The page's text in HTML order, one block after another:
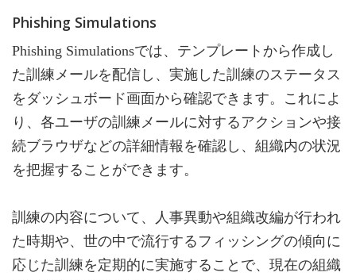
Phishing Simulations
Phishing Simulationsでは、テンプレートから作成し
た訓練メールを配信し、実施した訓練のステータス
をダッシュボード画面から確認できます。これによ
り、各ユーザの訓練メールに対するアクションや接
続ブラウザなどの詳細情報を確認し、組織内の状況
を把握することができます。
訓練の内容について、人事異動や組織改編が行われ
た時期や、世の中で流行するフィッシングの傾向に
応じた訓練を定期的に実施することで、現在の組織